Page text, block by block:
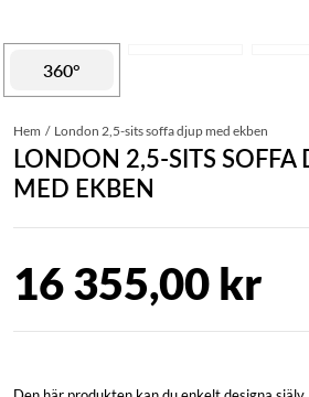
360°
Hem London 2,5-sits soffa djup med ekben
LONDON 2,5-SITS SOFFA
MED EKBEN
16 355,00 kr